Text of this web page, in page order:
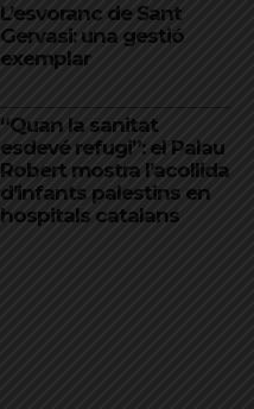
L’esvoranc de Sant
Gervasi: una gestió
exemplar
“Quan la sanitat
esdevé refugi”: el Palau
Robert mostra l’acollida
d’infants palestins en
hospitals catalans